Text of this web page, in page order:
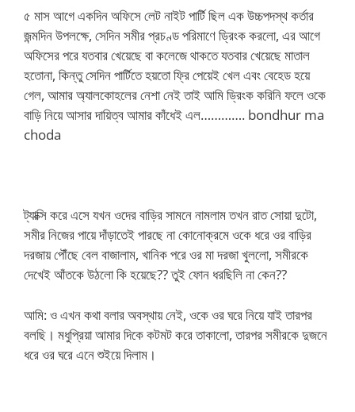
৫ মাস আগে একদিন অফিসে লেট নাইট পার্টি ছিল এক উচ্চপদস্থ কর্তার
জন্মদিন উপলক্ষে, সেদিন সমীর প্রচণ্ড পরিমাণে ড্রিংক করলো, এর আগে
অফিসের পরে যতবার খেয়েছে বা কলেজে থাকতে যতবার খেয়েছে মাতাল
হতোনা, কিন্তু সেদিন পার্টিতে হয়তো ফ্রি পেয়েই খেল এবং বেহেড হয়ে
গেল, আমার অ্যালকোহলের নেশা নেই তাই আমি ড্রিংক করিনি ফলে ওকে
বাড়ি নিয়ে আসার দায়িত্ব আমার কাঁধেই এল…………. bondhur ma
choda
ট্যাক্সি করে এসে যখন ওদের বাড়ির সামনে নামলাম তখন রাত সোয়া দুটো,
সমীর নিজের পায়ে দাঁড়াতেই পারছে না কোনোক্রমে ওকে ধরে ওর বাড়ির
দরজায় পৌঁছে বেল বাজালাম, খানিক পরে ওর মা দরজা খুললো, সমীরকে
দেখেই আঁতকে উঠলো কি হয়েছে?? তুই ফোন ধরছিলি না কেন??
আমি: ও এখন কথা বলার অবস্থায় নেই, ওকে ওর ঘরে নিয়ে যাই তারপর
বলছি। মধুপ্রিয়া আমার দিকে কটমট করে তাকালো, তারপর সমীরকে দুজনে
ধরে ওর ঘরে এনে শুইয়ে দিলাম।